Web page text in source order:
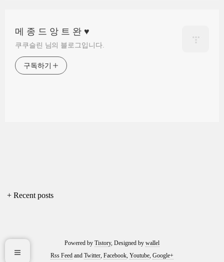
메 종 드 앙 트 완 ♥
쿠쿠슬린 님의 블로그입니다.
구독하기
+ Recent posts
Powered by Tistory, Designed by wallel
Rss Feed and Twitter, Facebook, Youtube, Google+